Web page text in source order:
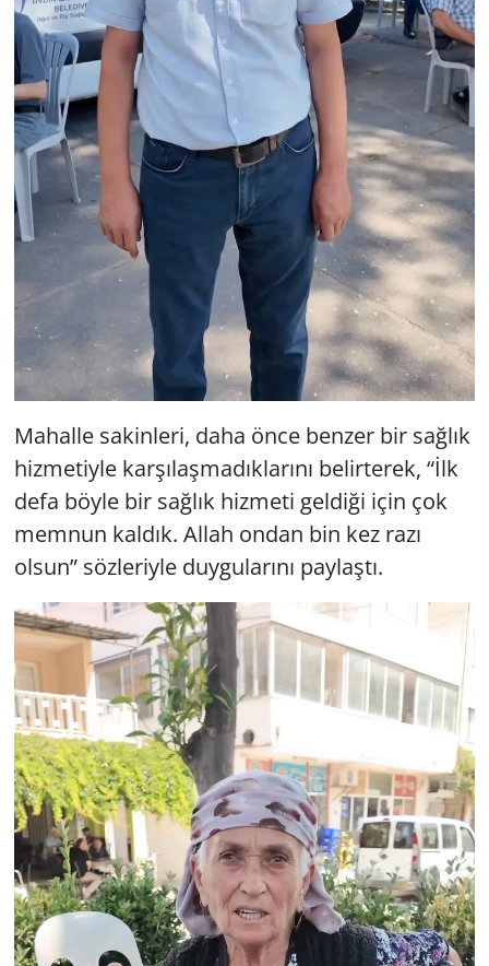
Mahalle sakinleri, daha önce benzer bir sağlık
hizmetiyle karşılaşmadıklarını belirterek, “İlk
defa böyle bir sağlık hizmeti geldiği için çok
memnun kaldık. Allah ondan bin kez razı
olsun” sözleriyle duygularını paylaştı.